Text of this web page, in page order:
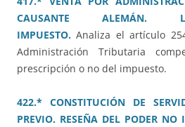
CAUSANTE ALEMÁN.
IMPUESTO. Analiza el artículo
Administración Tributaria
prescripción o no del impuesto.
422.* CONSTITUCIÓN DE
PREVIO. RESEÑA DEL PODER NO